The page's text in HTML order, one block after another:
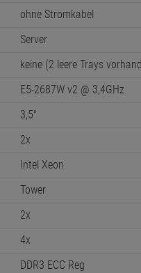
ohne Stromkabel
Server
keine (2 leere Trays
E5-2687W v2 @ 3,4GHz
3,5"
2x
Intel Xeon
Tower
2x
4x
DDR3 ECC Reg